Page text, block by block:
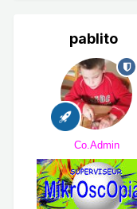
pablito
Co.Admin